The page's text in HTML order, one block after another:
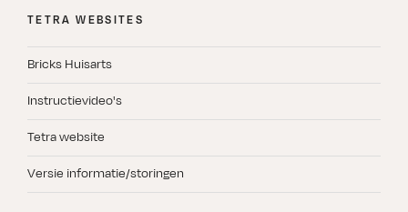
TETRA WEBSITES
Bricks Huisarts
Instructievideo's
Tetra website
Versie informatie/storingen